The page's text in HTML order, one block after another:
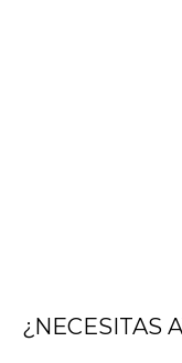
¿NECESITAS